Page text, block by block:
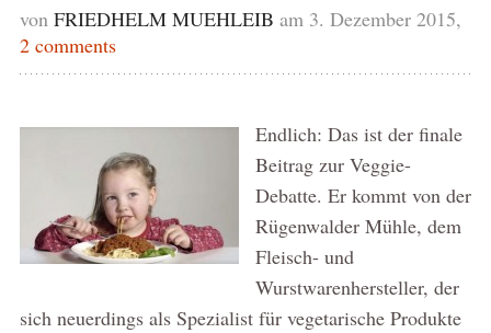
von FRIEDHELM MUEHLEIB am 3. Dezember 2015,
2 comments
Endlich: Das ist der finale
Beitrag zur Veggie-
Debatte. Er kommt von der
Rügenwalder Mühle, dem
Fleisch- und
Wurstwarenhersteller, der
sich neuerdings als Spezialist für vegetarische Produkte